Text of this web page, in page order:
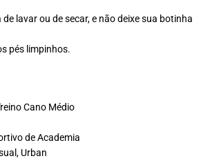
lavar ou de secar, e não deixe sua botinha
pés limpinhos.
Cano Médio
de Academia
Urban